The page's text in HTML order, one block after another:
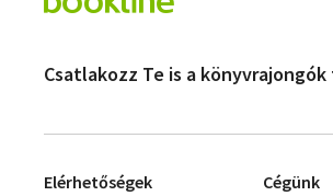
Csatlakozz Te is a
Elérhetőségek Cégünk